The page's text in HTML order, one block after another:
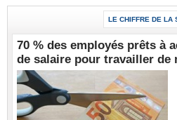
LE CHIFFRE DE LA
70 % des employés prêts à
de salaire pour travailler de